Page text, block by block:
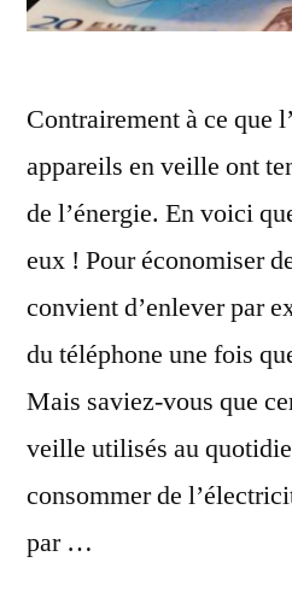
Contrairement à ce que
appareils en veille ont
de l’énergie. En voici
eux ! Pour économiser
convient d’enlever par
du téléphone une fois
Mais saviez-vous que
veille utilisés au
consommer de
par …